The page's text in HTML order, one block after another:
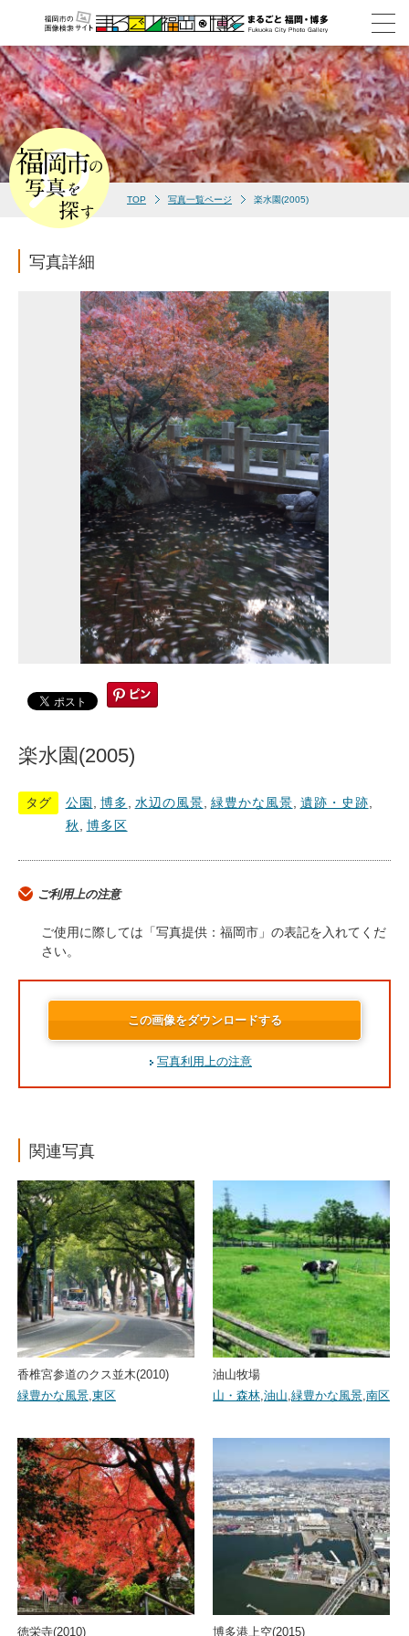
TOP 写真一覧ページ 楽水園(2005)
写真詳細
楽水園(2005)
タグ 公園 博多 水辺の風景 緑豊かな風景 遺跡・史跡
秋
博多区
ご利用上の注意
ご使用に際しては「写真提供：福岡市」の表記を入れてくだ
さい。
この画像をダウンロードする
写真利用上の注意
関連写真
香椎宮参道のクス並木(2010)
緑豊かな風景,東区
油山牧場
山・森林,油山,緑豊かな風景,南区
徳栄寺(2010) 博多港上空(2015)